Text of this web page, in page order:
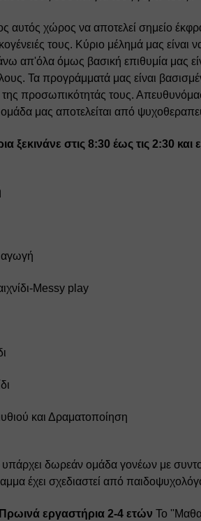
αυτός χώρος να αποτελεί σημείο
τους. Κύριο μέλημά μας
απ'όλα όμως βασική επιθυμία μας
Τα προγράμματά μας είναι
προσωπικότητάς τους.
μας αποτελείται από
ξεκινάνε στις 8:30 έως τις 2:30 και
αγωγή
Messy play
και Δραματοποίηση
δωρεάν ομάδα γονέων με
έχει σχεδιαστεί από
εργαστήρια 2-4 ετών Το